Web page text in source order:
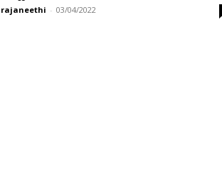
rajaneethi - 03/04/2022